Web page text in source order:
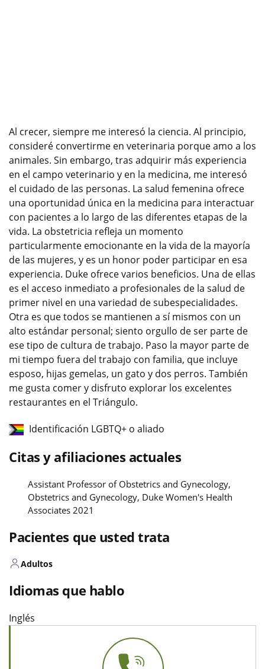
Al crecer, siempre me interesó la ciencia. Al principio,
consideré convertirme en veterinaria porque amo a los
animales. Sin embargo, tras adquirir más experiencia
en el campo veterinario y en la medicina, me interesó
el cuidado de las personas. La salud femenina ofrece
una oportunidad única en la medicina para interactuar
con pacientes a lo largo de las diferentes etapas de la
vida. La obstetricia refleja un momento
particularmente emocionante en la vida de la mayoría
de las mujeres, y es un honor poder participar en esa
experiencia. Duke ofrece varios beneficios. Una de ellas
es el acceso inmediato a profesionales de la salud de
primer nivel en una variedad de subespecialidades.
Otra es que todos se mantienen a sí mismos con un
alto estándar personal; siento orgullo de ser parte de
ese tipo de cultura de trabajo. Paso la mayor parte de
mi tiempo fuera del trabajo con familia, que incluye
esposo, hijas gemelas, un gato y dos perros. También
me gusta comer y disfruto explorar los excelentes
restaurantes en el Triángulo.
Identificación LGBTQ+ o aliado
Citas y afiliaciones actuales
Assistant Professor of Obstetrics and Gynecology,
Obstetrics and Gynecology, Duke Women's Health
Associates 2021
Pacientes que usted trata
Adultos
Idiomas que hablo
Inglés